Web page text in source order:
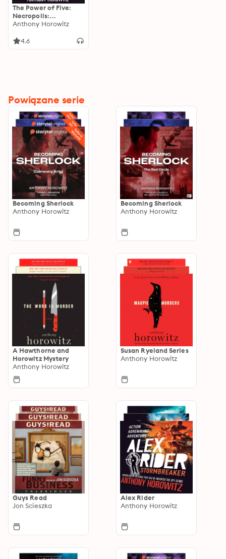
The Power of Five:
Necropolis:
Necropolis
Anthony Horowitz
4.6
Powiązane serie
Becoming Sherlock
Anthony Horowitz
Becoming Sherlock
Anthony Horowitz
A Hawthorne and
Horowitz Mystery
Anthony Horowitz
Susan Ryeland Series
Anthony Horowitz
Guys Read
Jon Scieszka
Alex Rider
Anthony Horowitz